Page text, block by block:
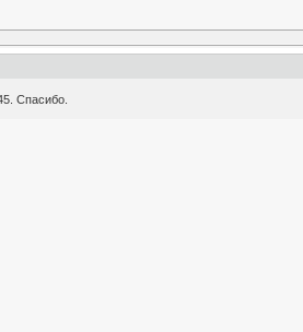
Спасибо.